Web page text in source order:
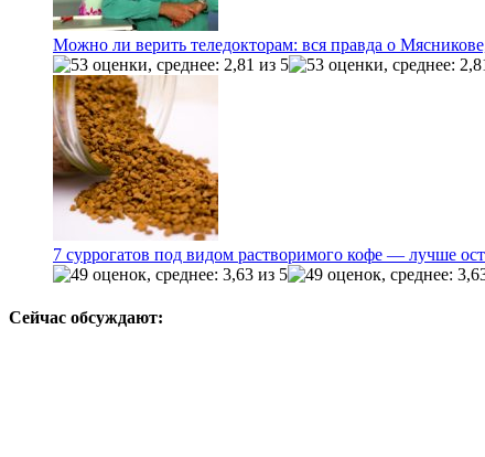
Можно ли верить теледокторам: вся правда о
7 суррогатов под видом растворимого кофе — лучше
Сейчас обсуждают: